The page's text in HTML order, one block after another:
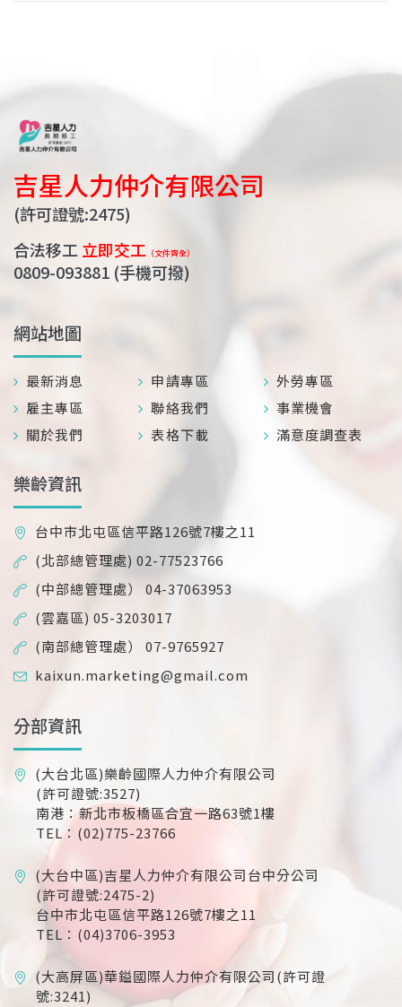
吉星人力仲介有限公司
(許可證號:2475)
合法移工立即交工 （文件齊全）
0809-093881 (手機可撥)
網站地圖
最新消息 申請專區
外勞專區
雇主專區
聯絡我們
事業機會
關於我們
表格下載 滿意度調查表
樂齡資訊
台中市北屯區信平路126號7樓之11
(北部總管理處) 02-77523766
(中部總管理處） 04-37063953
(雲嘉區) 05-3203017
(南部總管理處） 07-9765927
kaixun.marketing@gmail.com
分部資訊
(大台北區)樂齡國際人力仲介有限公司
(許可證號:3527)
南港：新北市板橋區合宜一路63號1樓
TEL：(02)775-23766
(大台中區)吉星人力仲介有限公司台中分公司
(許可證號:2475-2)
台中市北屯區信平路126號7樓之11
TEL：(04)3706-3953
(大高屏區)華鎰國際人力仲介有限公司(許可證
號:3241)